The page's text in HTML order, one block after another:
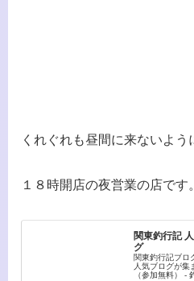
くれぐれも昼間に来ないよう
１８時開店の夜営業の店です。
関東釣行記
グ
関東釣行記ブロ
人気ブログが集
（参加無料） -